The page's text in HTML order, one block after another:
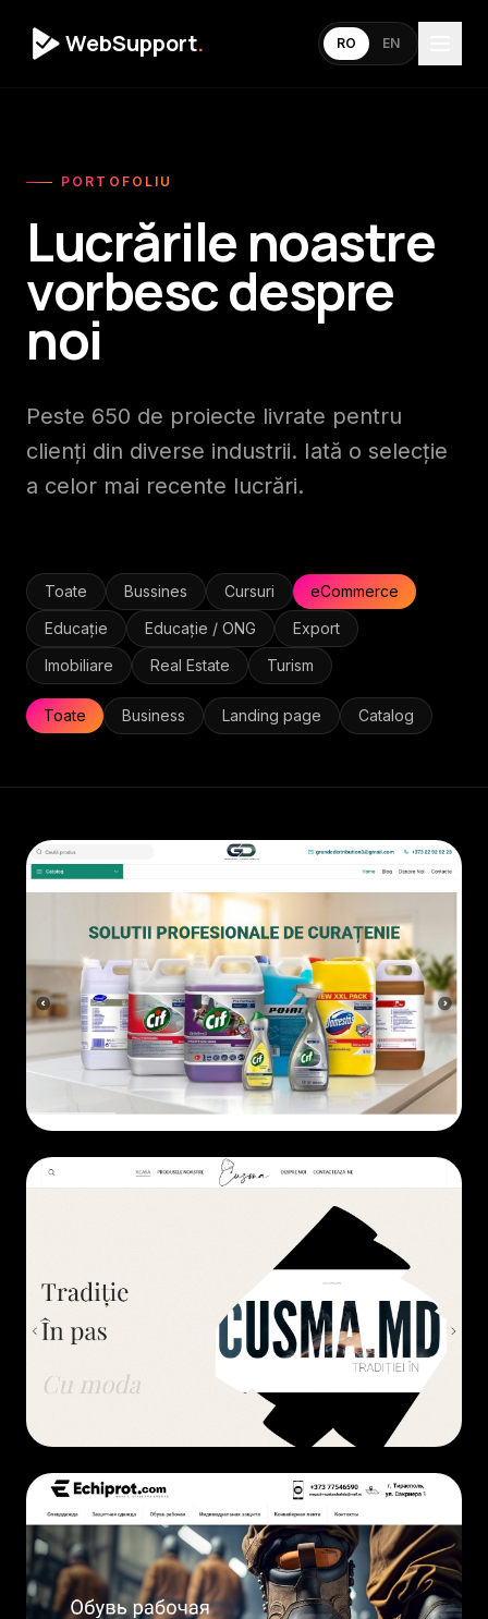
WebSupport. RO EN
PORTOFOLIU
Lucrările noastre
vorbesc despre
noi
Peste 650 de proiecte livrate pentru
clienți din diverse industrii. Iată o selecție
a celor mai recente lucrări.
Toate Bussines Cursuri
eCommerce
Educație
Educație / ONG
Export
Imobiliare
Real Estate Turism
Toate Business Landing page Catalog
ECOMMERCE• 2026
ECOMMERCE